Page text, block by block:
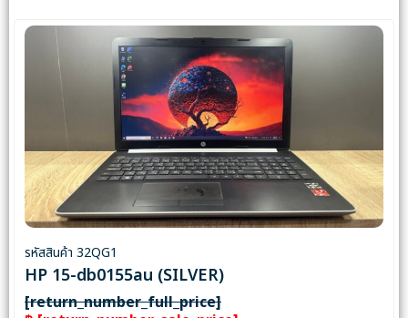
รหัสสินค้า 32QG1
HP 15-db0155au (SILVER)
[return_number_full_price]